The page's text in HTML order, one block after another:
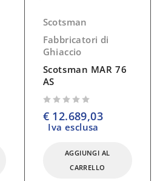
Scotsman
Fabbricatori di
Ghiaccio
Scotsman MAR 76
AS
€12.689,03
Iva esclusa
AGGIUNGI AL
CARRELLO